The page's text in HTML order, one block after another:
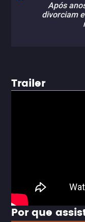
Após
divorciam
Trailer
Por que